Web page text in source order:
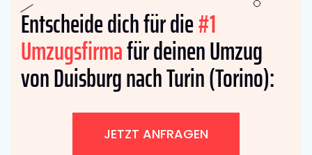
Entscheide dich für die#1
Umzugsfirmafür deinen Umzug
von Duisburg nach Turin (Torino):
JETZT ANFRAGEN